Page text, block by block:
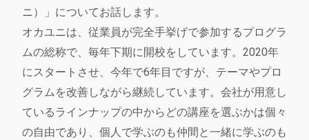
ニ）」についてお話します。
オカユニは、従業員が完全手挙げで参加するプログラ
ムの総称で、毎年下期に開校をしています。2020年
にスタートさせ、今年で6年目ですが、テーマやプロ
グラムを改善しながら継続しています。会社が用意し
ているラインナップの中からどの講座を選ぶかは個々
の自由であり、個人で学ぶのも仲間と一緒に学ぶのも